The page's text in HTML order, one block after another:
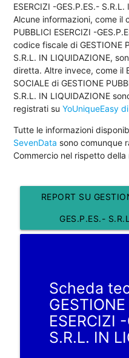
ESERCIZI -GES.P.ES.-
Alcune informazioni, come il
PUBBLICI ESERCIZI -
codice fiscale di GESTIONE
S.R.L. IN LIQUIDAZIONE,
diretta. Altre invece, come il
SOCIALE di GESTIONE
S.R.L. IN LIQUIDAZIONE
registrati suYoUniqueEasy
Tutte le informazioni
SevenData sono comunque
Commercio nel rispetto
REPORT SU
GES.P.ES.-
Scheda
ESERCIZI
S.R.L. IN